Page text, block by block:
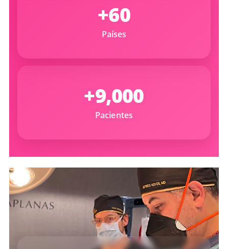
+60
Países
+9,000
Pacientes